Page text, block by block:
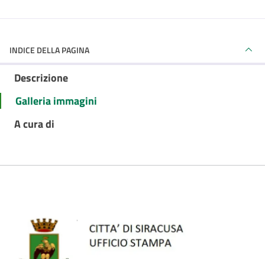
INDICE DELLA PAGINA
Descrizione
Galleria immagini
A cura di